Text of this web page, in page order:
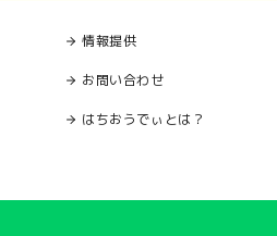
情報提供
お問い合わせ
はちおうでぃとは？